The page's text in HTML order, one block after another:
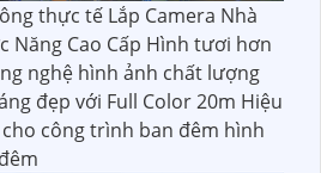
thực tế Lắp Camera Nhà
Năng Cao Cấp Hình tươi hơn
nghệ hình ảnh chất lượng
đẹp với Full Color 20m Hiệu
công trình ban đêm hình